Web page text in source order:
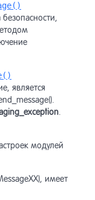
является
модулей
имеет